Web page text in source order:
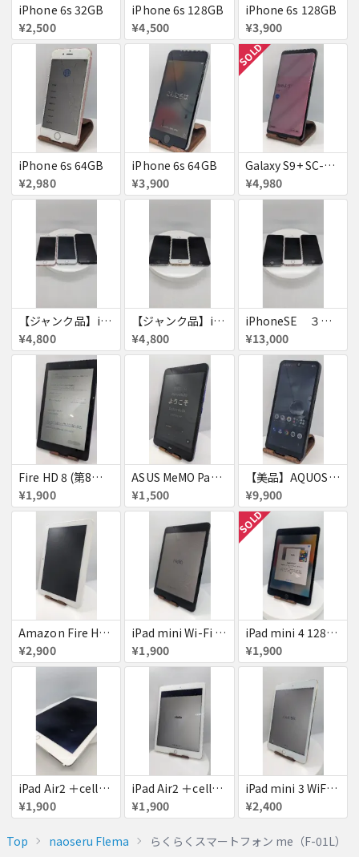
iPhone 6s 32GB
¥2,500
iPhone 6s 128GB
¥4,500
iPhone 6s 128GB
¥3,900
iPhone 6s 64GB
¥2,980
iPhone 6s 64GB
¥3,900
SOLD
Galaxy S9+ SC-03K
¥4,980
【ジャンク品】iPhone6s ３台セット
¥4,800
【ジャンク品】iPhoneSE ３台セット
¥4,800
iPhoneSE ３台セット
¥13,000
Fire HD 8 (第8世代)
¥1,900
ASUS MeMO Pad 8 AST21 au
¥1,500
【美品】AQUOS wish A103SH
¥9,900
Amazon Fire HD 8 タブレット
¥2,900
iPad mini Wi-Fi + Cellular 64GB
¥1,900
SOLD
iPad mini 4 128GB
¥1,900
iPad Air2 ＋cellular 16GB
¥1,900
iPad Air2 ＋cellular 16GB
¥1,900
iPad mini 3 WiFi+Cellular 16GB
¥2,400
Top naoseru Flema らくらくスマートフォン me（F-01L）